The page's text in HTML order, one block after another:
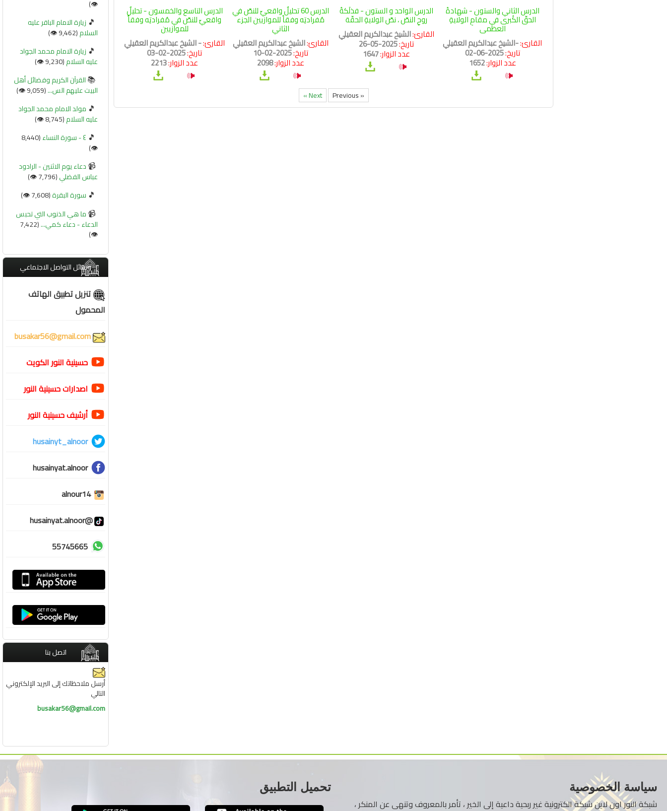
الدرس الثاني والستون - شهادةُ
الحقّ الكُبرى في مقامِ الولايةِ
العظمى
القارئ:-الشيخ عبدالكريم العقيلي
تاريخ:2025-06-02
عدد الزوار:1652
الدرس الواحد و الستون - فذلَكةُ
روحِ النصّ ، نصّ الولايةِ الحقّة
القارئ:الشيخ عبدالكريم العقيلي
تاريخ:2025-05-26
عدد الزوار:1647
الدرس 60 تحليلٌ واقعيّ للنصّ في
مُفرادتِه وفقاً للموازيين الجزء
الثاني
القارئ:الشيخ عبدالكريم العقيلي
تاريخ:2025-02-10
عدد الزوار:2098
الدرس التاسع والخمسون - تحليلٌ
واقعيّ للنصّ في مُفرادتِه وفقاً
للموازيين
القارئ:- الشيخ عبدالكريم العقيلي
تاريخ:2025-02-03
عدد الزوار:2213
« Previous
Next »
👁️)
🎵 زيارة الامام الباقر عليه
السلام(9,462 👁️)
🎵 زيارة الامام محمد الجواد
عليه السلام(9,230 👁️)
📚القرآن الكريم وفضائل أهل
البيت عليهم الس...(9,059 👁️)
🎵 مولد الامام محمد الجواد
عليه السلام(8,745 👁️)
🎵 ٤ - سورة النساء
(8,440
👁️)
📹دعاء يوم الاثنين - الرادود
عباس الفضلي(7,796 👁️)
🎵 سورة البقرة(7,608 👁️)
📹ما هي الذنوب التي تحبس
الدعاء - دعاء كمي... (7,422
👁️)
وسائل التواصل الاجتماعي
تنزيل تطبيق الهاتف
المحمول
حسينية النور الكويت
اصدارات حسينية النور
أرشيف حسينية النور
husainyt_alnoor
husainyat.alnoor
alnour14
@husainyat.alnoor
55745665
اتصل بنا
أرسل ملاحظاتك إلى البريد الإلكتروني
التالي
busakar56@gmail.com
سياسة الخصوصية
شبكة النور اون لاين شبكة الكترونية غير ربحية داعية إلى الخير ، تأمر بالمعروف وتنهى عن المنكر ،
تحميل التطبيق